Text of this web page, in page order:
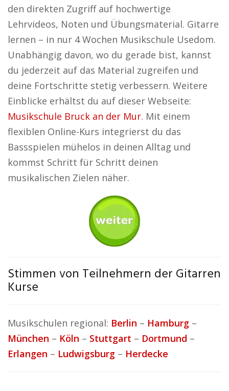
den direkten Zugriff auf hochwertige
Lehrvideos, Noten und Übungsmaterial. Gitarre
lernen – in nur 4 Wochen Musikschule Usedom.
Unabhängig davon, wo du gerade bist, kannst
du jederzeit auf das Material zugreifen und
deine Fortschritte stetig verbessern. Weitere
Einblicke erhältst du auf dieser Webseite:
Musikschule Bruck an der Mur. Mit einem
flexiblen Online-Kurs integrierst du das
Bassspielen mühelos in deinen Alltag und
kommst Schritt für Schritt deinen
musikalischen Zielen näher.
Stimmen von Teilnehmern der Gitarren
Kurse
Musikschulen regional: Berlin – Hamburg –
München – Köln – Stuttgart – Dortmund –
Erlangen – Ludwigsburg – Herdecke